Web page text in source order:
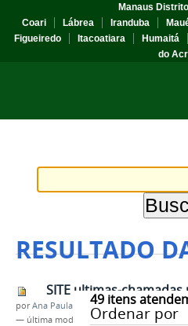
Manaus
Coari
Lábrea Iranduba
Figueiredo
Itacoatiara Humaitá
do
RESULTADO
49itens
Ordenar por
SITE ultimas-
porAna Paula Batista
— última modificação05/02/2016 14h58